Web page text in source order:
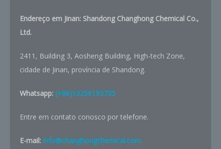
Endereço em Jinan: Shandong Changhong Chemical Co.,
Ltd.
2411, Building 3, Aosheng Building, High-tech Zone,
cidade de Jinan, província de Shandong.
Whatsapp: (+86)13256193735
Entre em contato conosco por telefone.
E-mail: info@changhongchemical.com